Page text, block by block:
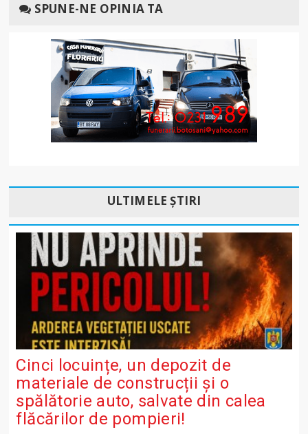
SPUNE-NE OPINIA TA
ULTIMELE ȘTIRI
Cinci locuințe, un depozit de
materiale de construcții și o
spălătorie auto, salvate din calea
flăcărilor de pompieri!